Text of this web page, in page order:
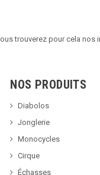
trouverez pour cela
NOS PRODUITS
Diabolos
Jonglerie
Monocycles
Cirque
Échasses